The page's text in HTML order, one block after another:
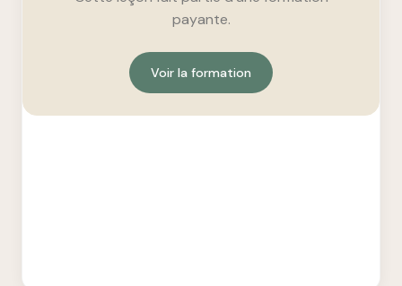
payante.
Voir la formation